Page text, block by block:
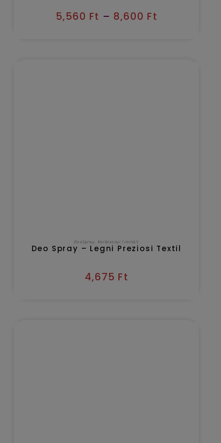
5,560 Ft – 8,600 Ft
KOSÁRBA TESZEM
DeoSpray ,Karácsonyi limitált
Deo Spray – Legni Preziosi Textil
4,675 Ft